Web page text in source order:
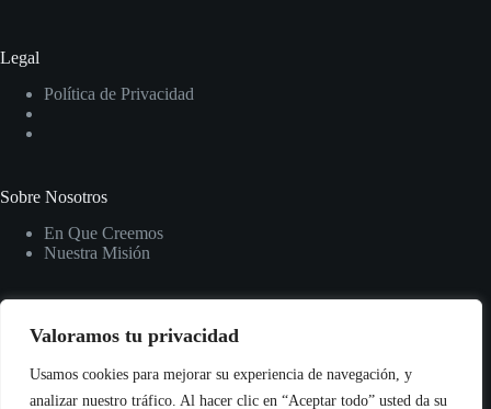
Valoramos tu privacidad
Usamos cookies para mejorar su experiencia de navegación, y
analizar nuestro tráfico. Al hacer clic en “Aceptar todo” usted da su
Legal
Política de Privacidad
Sobre Nosotros
En Que Creemos
Nuestra Misión
contacto@oidyved.com